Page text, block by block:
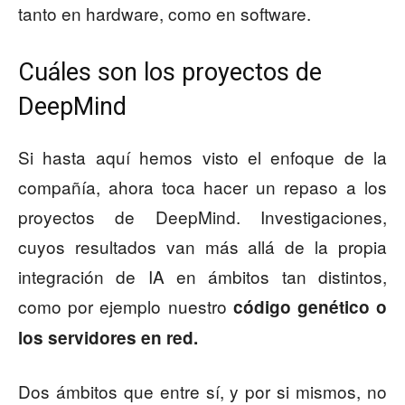
tanto en hardware, como en software.
Cuáles son los proyectos de
DeepMind
Si hasta aquí hemos visto el enfoque de la
compañía, ahora toca hacer un repaso a los
proyectos de DeepMind. Investigaciones,
cuyos resultados van más allá de la propia
integración de IA en ámbitos tan distintos,
como por ejemplo nuestro código genético o
los servidores en red.
Dos ámbitos que entre sí, y por si mismos, no